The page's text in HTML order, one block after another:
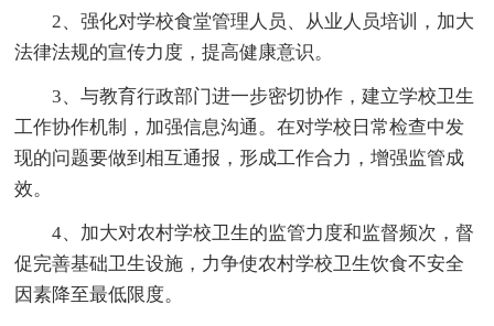
2、强化对学校食堂管理人员、从业人员培训，加大
法律法规的宣传力度，提高健康意识。
3、与教育行政部门进一步密切协作，建立学校卫生
工作协作机制，加强信息沟通。在对学校日常检查中发
现的问题要做到相互通报，形成工作合力，增强监管成
效。
4、加大对农村学校卫生的监管力度和监督频次，督
促完善基础卫生设施，力争使农村学校卫生饮食不安全
因素降至最低限度。